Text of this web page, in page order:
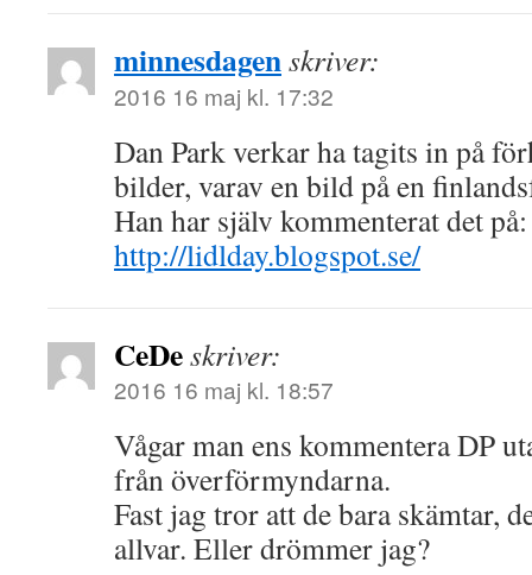
minnesdagenskriver:
2016 16 maj kl. 17:32
Dan Park verkar ha tagits in på
bilder, varav en bild på en
Han har själv kommenterat det på:
http://lidlday.blogspot.se/
CeDeskriver:
2016 16 maj kl. 18:57
Vågar man ens kommentera DP
från överförmyndarna.
Fast jag tror att de bara skämtar,
allvar. Eller drömmer jag?